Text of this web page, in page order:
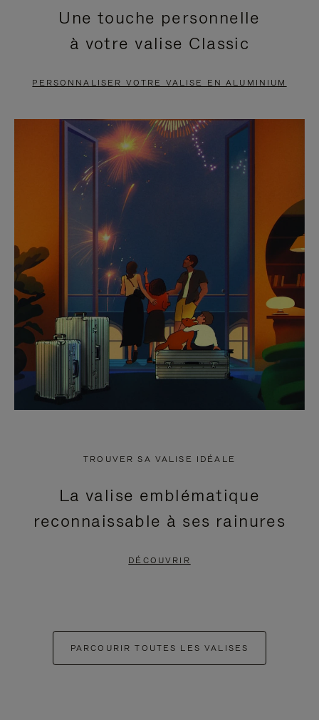
EN
PAUSE,
APPUYEZ
POUR
METTRE
PAUSE
VIDÉO
EST
DÉSACTIVÉ.
CLIQUER
POUR
RÉACTIVER
LE
SON
Une touche personnelle
à votre valise Classic
PERSONNALISER VOTRE VALISE EN ALUMINIUM
TROUVER SA VALISE IDÉALE
La valise emblématique
reconnaissable à ses rainures
DÉCOUVRIR
PARCOURIR TOUTES LES VALISES